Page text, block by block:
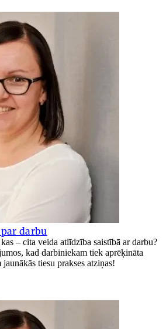
darbu
– cita veida atlīdzība saistībā ar darbu?
kad darbiniekam tiek aprēķināta
tiesu prakses atziņas!